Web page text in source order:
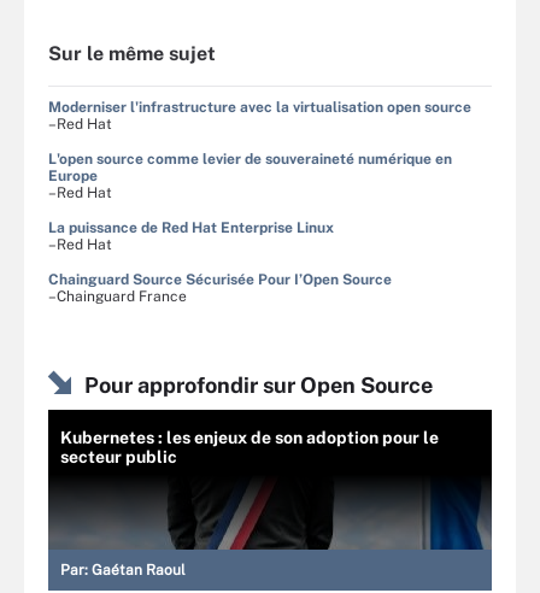
Sur le même sujet
Moderniser l'infrastructure avec la virtualisation open source
–Red Hat
L'open source comme levier de souveraineté numérique en
Europe
–Red Hat
La puissance de Red Hat Enterprise Linux
–Red Hat
Chainguard Source Sécurisée Pour I’Open Source
–Chainguard France
Pour approfondir sur Open Source
Kubernetes : les enjeux de son adoption pour le
secteur public
Par: Gaétan Raoul